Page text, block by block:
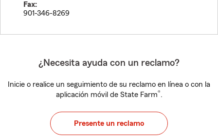
Fax:
901-346-8269
¿Necesita ayuda con un reclamo?
Inicie o realice un seguimiento de su reclamo en línea o con la
aplicación móvil de State Farm®.
Presente un reclamo